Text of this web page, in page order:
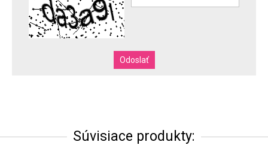
Súvisiace produkty: